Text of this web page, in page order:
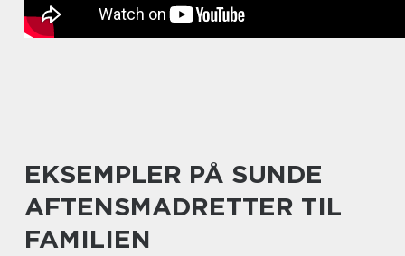
EKSEMPLER PÅ SUNDE
AFTENSMADRETTER TIL
FAMILIEN